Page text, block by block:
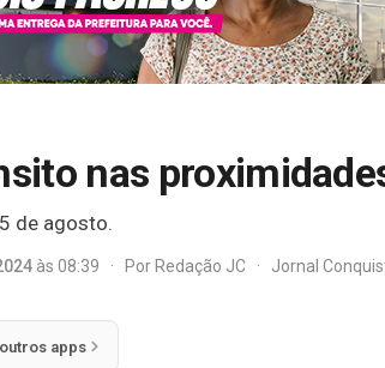
nas
de agosto.
às 08:39 · PorRedação JC · Jornal
apps